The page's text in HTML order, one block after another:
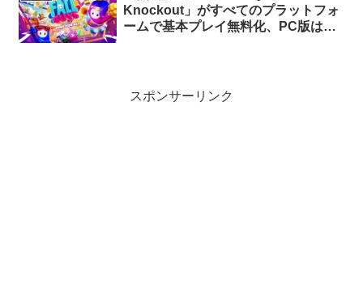
Knockout」がすべてのプラットフォ
ームで基本プレイ無料化、PC版は
スポンサーリンク